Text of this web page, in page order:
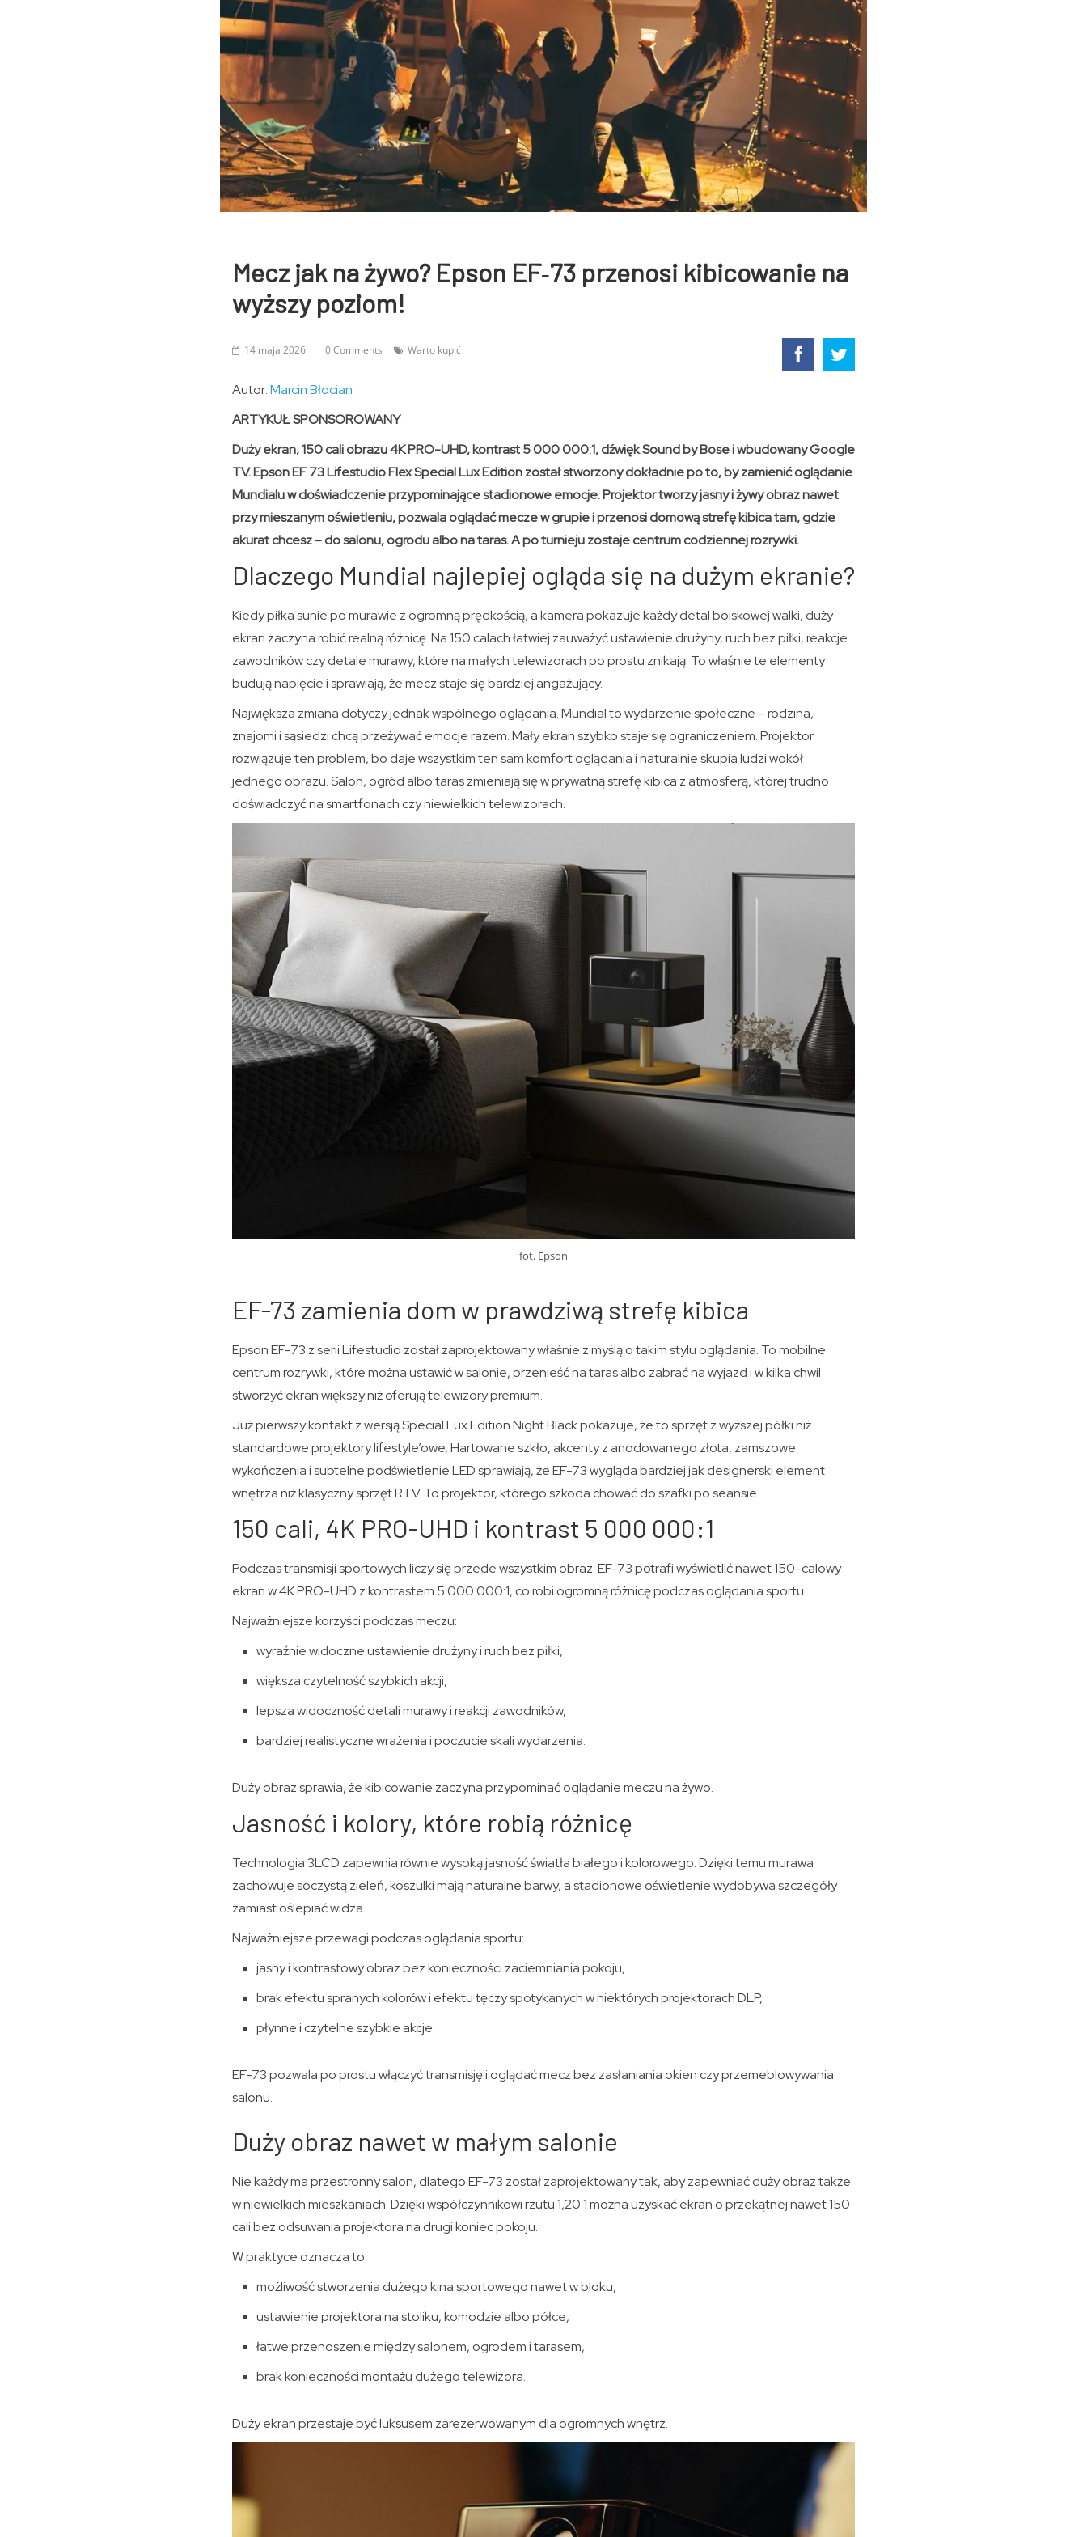
Mecz jak na żywo? Epson EF‑73 przenosi kibicowanie na
wyższy poziom!
14 maja 2026 0 Comments Warto kupić
Autor:Marcin Błocian
ARTYKUŁ SPONSOROWANY
Duży ekran, 150 cali obrazu 4K PRO-UHD, kontrast 5 000 000:1, dźwięk Sound by Bose i wbudowany Google
TV. Epson EF 73 Lifestudio Flex Special Lux Edition został stworzony dokładnie po to, by zamienić oglądanie
Mundialu w doświadczenie przypominające stadionowe emocje. Projektor tworzy jasny i żywy obraz nawet
przy mieszanym oświetleniu, pozwala oglądać mecze w grupie i przenosi domową strefę kibica tam, gdzie
akurat chcesz – do salonu, ogrodu albo na taras. A po turnieju zostaje centrum codziennej rozrywki.
Dlaczego Mundial najlepiej ogląda się na dużym ekranie?
Kiedy piłka sunie po murawie z ogromną prędkością, a kamera pokazuje każdy detal boiskowej walki, duży
ekran zaczyna robić realną różnicę. Na 150 calach łatwiej zauważyć ustawienie drużyny, ruch bez piłki, reakcje
zawodników czy detale murawy, które na małych telewizorach po prostu znikają. To właśnie te elementy
budują napięcie i sprawiają, że mecz staje się bardziej angażujący.
Największa zmiana dotyczy jednak wspólnego oglądania. Mundial to wydarzenie społeczne – rodzina,
znajomi i sąsiedzi chcą przeżywać emocje razem. Mały ekran szybko staje się ograniczeniem. Projektor
rozwiązuje ten problem, bo daje wszystkim ten sam komfort oglądania i naturalnie skupia ludzi wokół
jednego obrazu. Salon, ogród albo taras zmieniają się w prywatną strefę kibica z atmosferą, której trudno
doświadczyć na smartfonach czy niewielkich telewizorach.
fot. Epson
EF-73 zamienia dom w prawdziwą strefę kibica
Epson EF-73 z serii Lifestudio został zaprojektowany właśnie z myślą o takim stylu oglądania. To mobilne
centrum rozrywki, które można ustawić w salonie, przenieść na taras albo zabrać na wyjazd i w kilka chwil
stworzyć ekran większy niż oferują telewizory premium.
Już pierwszy kontakt z wersją Special Lux Edition Night Black pokazuje, że to sprzęt z wyższej półki niż
standardowe projektory lifestyle’owe. Hartowane szkło, akcenty z anodowanego złota, zamszowe
wykończenia i subtelne podświetlenie LED sprawiają, że EF-73 wygląda bardziej jak designerski element
wnętrza niż klasyczny sprzęt RTV. To projektor, którego szkoda chować do szafki po seansie.
150 cali, 4K PRO-UHD i kontrast 5 000 000:1
Podczas transmisji sportowych liczy się przede wszystkim obraz. EF-73 potrafi wyświetlić nawet 150-calowy
ekran w 4K PRO-UHD z kontrastem 5 000 000:1, co robi ogromną różnicę podczas oglądania sportu.
Najważniejsze korzyści podczas meczu:
wyraźnie widoczne ustawienie drużyny i ruch bez piłki,
większa czytelność szybkich akcji,
lepsza widoczność detali murawy i reakcji zawodników,
bardziej realistyczne wrażenia i poczucie skali wydarzenia.
Duży obraz sprawia, że kibicowanie zaczyna przypominać oglądanie meczu na żywo.
Jasność i kolory, które robią różnicę
Technologia 3LCD zapewnia równie wysoką jasność światła białego i kolorowego. Dzięki temu murawa
zachowuje soczystą zieleń, koszulki mają naturalne barwy, a stadionowe oświetlenie wydobywa szczegóły
zamiast oślepiać widza.
Najważniejsze przewagi podczas oglądania sportu:
jasny i kontrastowy obraz bez konieczności zaciemniania pokoju,
brak efektu spranych kolorów i efektu tęczy spotykanych w niektórych projektorach DLP,
płynne i czytelne szybkie akcje.
EF-73 pozwala po prostu włączyć transmisję i oglądać mecz bez zasłaniania okien czy przemeblowywania
salonu.
Duży obraz nawet w małym salonie
Nie każdy ma przestronny salon, dlatego EF-73 został zaprojektowany tak, aby zapewniać duży obraz także
w niewielkich mieszkaniach. Dzięki współczynnikowi rzutu 1,20:1 można uzyskać ekran o przekątnej nawet 150
cali bez odsuwania projektora na drugi koniec pokoju.
W praktyce oznacza to:
możliwość stworzenia dużego kina sportowego nawet w bloku,
ustawienie projektora na stoliku, komodzie albo półce,
łatwe przenoszenie między salonem, ogrodem i tarasem,
brak konieczności montażu dużego telewizora.
Duży ekran przestaje być luksusem zarezerwowanym dla ogromnych wnętrz.